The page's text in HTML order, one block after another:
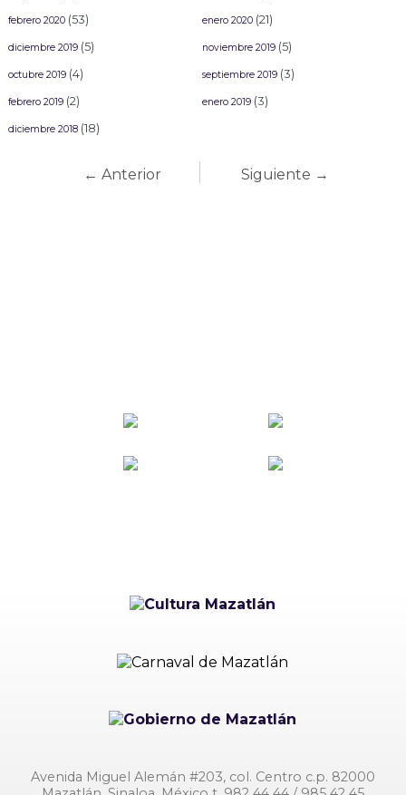
febrero 2020(53) enero 2020(21)
diciembre 2019(5) noviembre 2019(5)
octubre 2019(4) septiembre 2019(3)
febrero 2019(2) enero 2019(3)
diciembre 2018(18)
← Anterior Siguiente →
Avenida Miguel Alemán #203, col. Centro c.p. 82000